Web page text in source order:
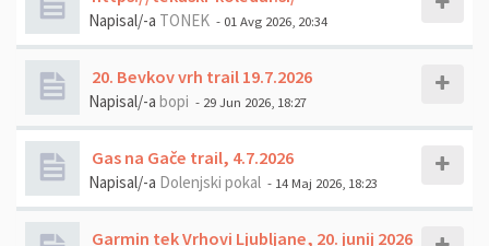
Napisal/-a TONEK - 01 Avg 2026, 20:34
20. Bevkov vrh trail 19.7.2026
Napisal/-a bopi - 29 Jun 2026, 18:27
Gas na Gače trail, 4.7.2026
Napisal/-a Dolenjski pokal - 14 Maj 2026, 18:23
Garmin tek Vrhovi Ljubljane, 20. junij 2026